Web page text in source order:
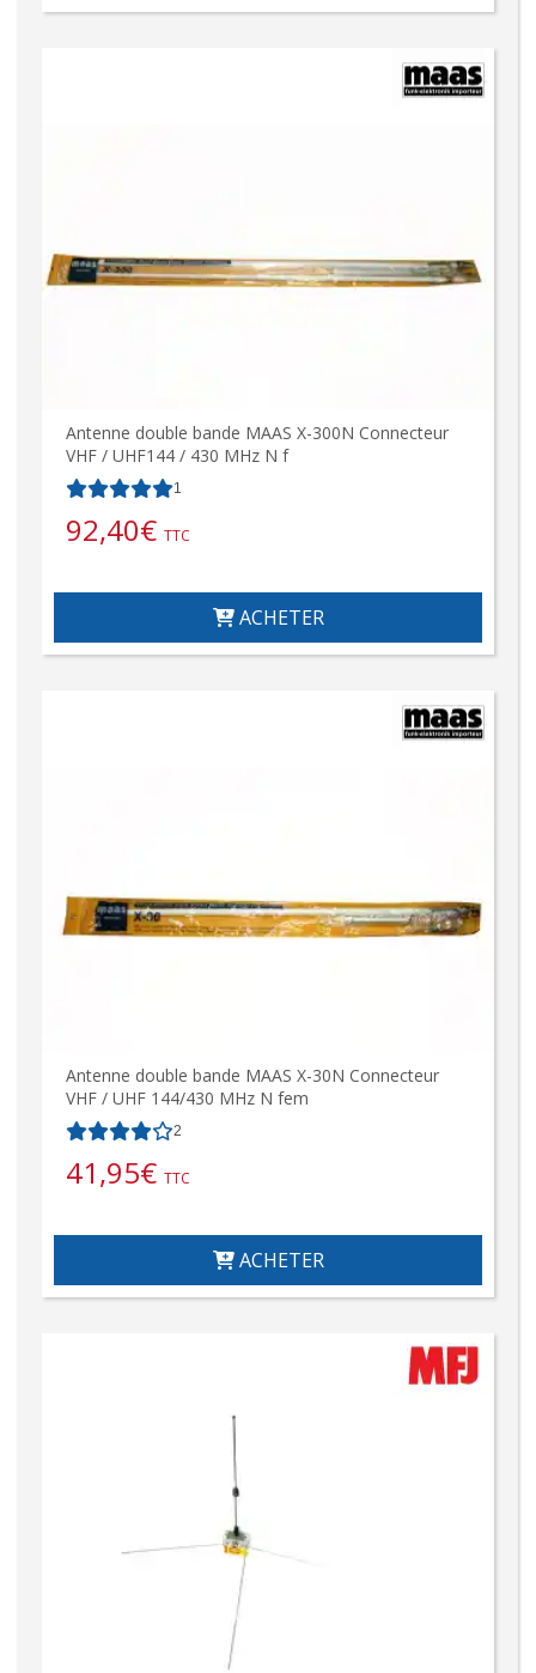
Antenne double bande MAAS X-300N Connecteur
VHF / UHF144 / 430 MHz N f
1
92,40€ TTC
ACHETER
Antenne double bande MAAS X-30N Connecteur
VHF / UHF 144/430 MHz N fem
2
41,95€ TTC
ACHETER